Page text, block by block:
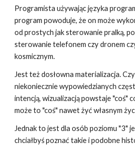
Programista używając języka
program powoduje, że on może
od prostych jak sterowanie pralką,
sterowanie telefonem czy dronem
kosmicznym.
Jest też dosłowna materializacja.
niekoniecznie wypowiedzianych
intencją, wizualizacją powstaje "coś"
może to "coś" nawet żyć własnym
Jednak to jest dla osób poziomu "3"
chciałbyś poznać takie i podobne